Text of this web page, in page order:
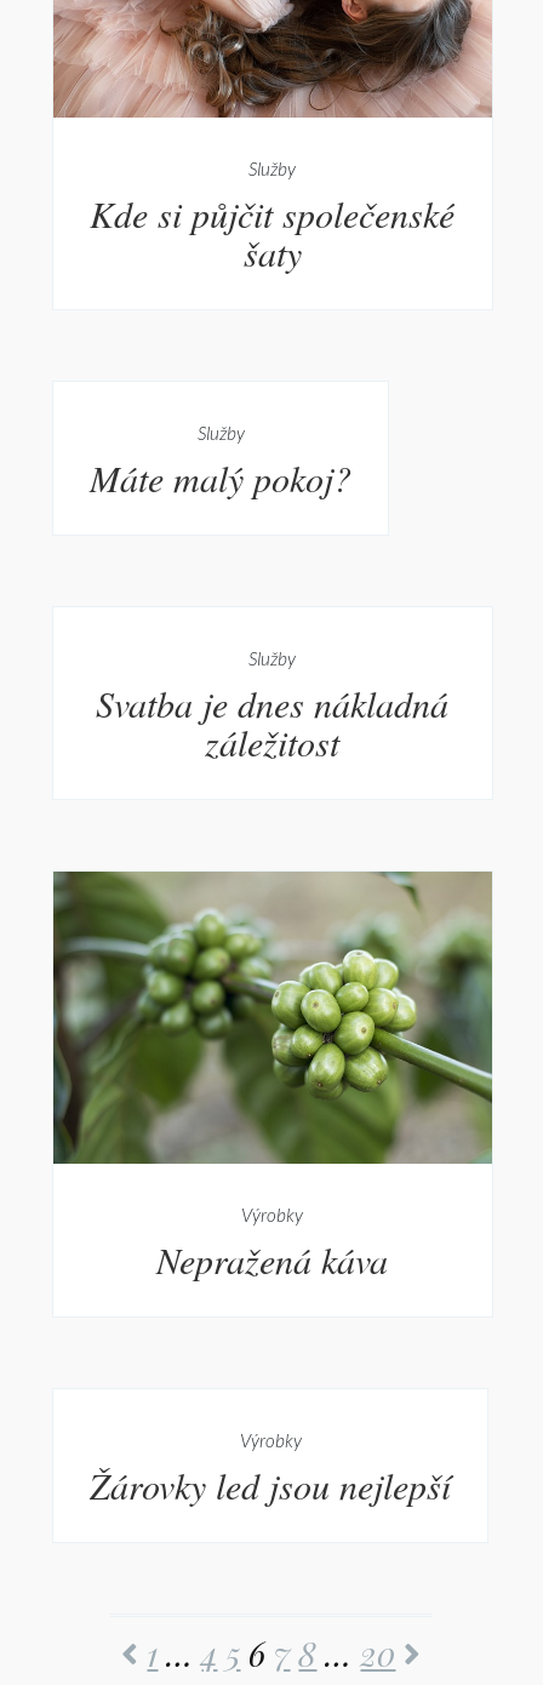
Služby
Kde si půjčit společenské
šaty
Služby
Máte malý pokoj?
Služby
Svatba je dnes nákladná
záležitost
Výrobky
Nepražená káva
Výrobky
Žárovky led jsou nejlepší
1 … 4 5 6 78 … 20